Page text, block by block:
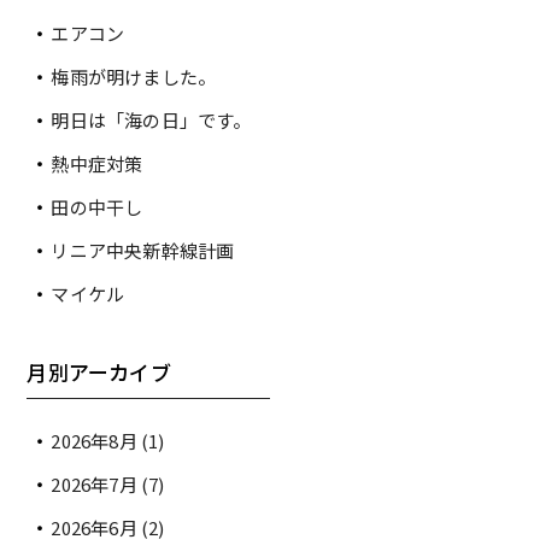
エアコン
梅雨が明けました。
明日は「海の日」です。
熱中症対策
田の中干し
リニア中央新幹線計画
マイケル
月別アーカイブ
2026年8月 (1)
2026年7月 (7)
2026年6月 (2)